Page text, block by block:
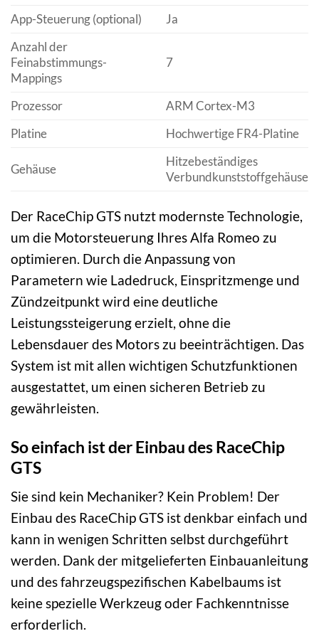
App-Steuerung (optional)
Ja
Anzahl der
Feinabstimmungs-
Mappings
7
Prozessor
ARM Cortex-M3
Platine
Hochwertige FR4-Platine
Gehäuse
Hitzebeständiges
Verbundkunststoffgehäuse
Der RaceChip GTS nutzt modernste Technologie,
um die Motorsteuerung Ihres Alfa Romeo zu
optimieren. Durch die Anpassung von
Parametern wie Ladedruck, Einspritzmenge und
Zündzeitpunkt wird eine deutliche
Leistungssteigerung erzielt, ohne die
Lebensdauer des Motors zu beeinträchtigen. Das
System ist mit allen wichtigen Schutzfunktionen
ausgestattet, um einen sicheren Betrieb zu
gewährleisten.
So einfach ist der Einbau des RaceChip
GTS
Sie sind kein Mechaniker? Kein Problem! Der
Einbau des RaceChip GTS ist denkbar einfach und
kann in wenigen Schritten selbst durchgeführt
werden. Dank der mitgelieferten Einbauanleitung
und des fahrzeugspezifischen Kabelbaums ist
keine spezielle Werkzeug oder Fachkenntnisse
erforderlich.